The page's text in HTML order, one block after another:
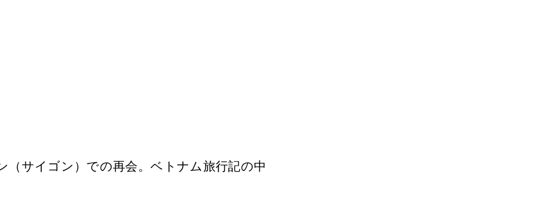
サイゴン）での再会。ベトナム旅行記の中